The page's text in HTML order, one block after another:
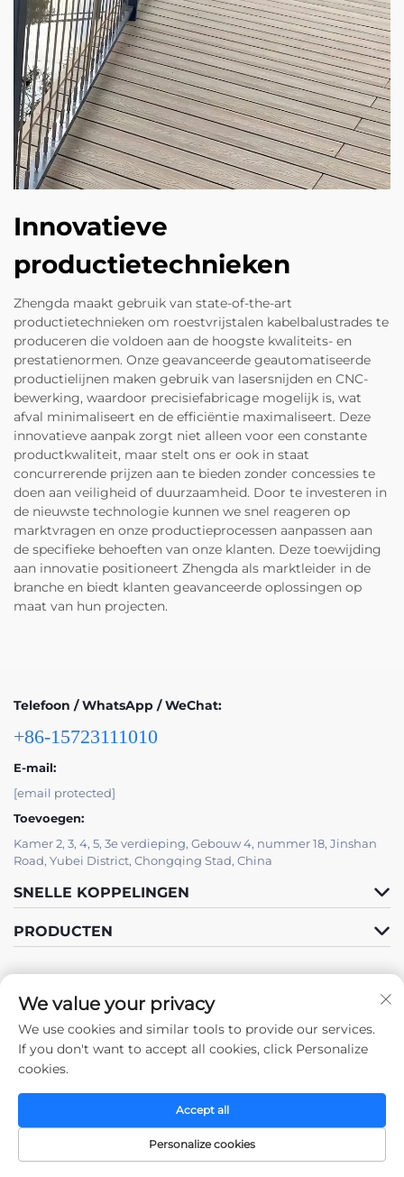
Innovatieve
productietechnieken
Zhengda maakt gebruik van state-of-the-art
productietechnieken om roestvrijstalen kabelbalustrades te
produceren die voldoen aan de hoogste kwaliteits- en
prestatienormen. Onze geavanceerde geautomatiseerde
productielijnen maken gebruik van lasersnijden en CNC-
bewerking, waardoor precisiefabricage mogelijk is, wat
afval minimaliseert en de efficiëntie maximaliseert. Deze
innovatieve aanpak zorgt niet alleen voor een constante
productkwaliteit, maar stelt ons er ook in staat
concurrerende prijzen aan te bieden zonder concessies te
doen aan veiligheid of duurzaamheid. Door te investeren in
de nieuwste technologie kunnen we snel reageren op
marktvragen en onze productieprocessen aanpassen aan
de specifieke behoeften van onze klanten. Deze toewijding
aan innovatie positioneert Zhengda als marktleider in de
branche en biedt klanten geavanceerde oplossingen op
maat van hun projecten.
Telefoon / WhatsApp / WeChat:
+86-15723111010
E-mail:
[email protected]
Toevoegen:
Kamer 2, 3, 4, 5, 3e verdieping, Gebouw 4, nummer 18, Jinshan
Road, Yubei District, Chongqing Stad, China
SNELLE KOPPELINGEN
PRODUCTEN
Volg ons
Auteursrecht © 2025 door Chongqing Zhengda Staalconstructies Co.,
Ltd. -Privacybeleid
We value your privacy
We use cookies and similar tools to provide our services.
If you don't want to accept all cookies, click Personalize
cookies.
Personalize cookies
Accept all